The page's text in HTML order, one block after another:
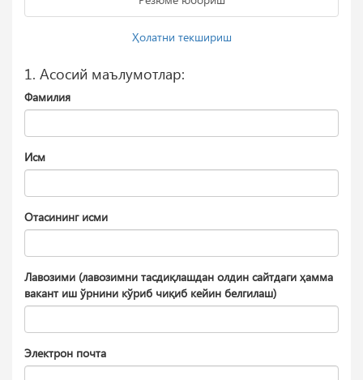
Ҳолатни текшириш
1. Aсосий маълумотлар:
Фамилия
Исм
Отасининг исми
Лавозими (лавозимни тасдиқлашдан олдин сайтдаги ҳамма
вакант иш ўрнини кўриб чиқиб кейин белгилаш)
Электрон почта